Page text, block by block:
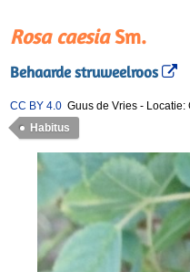
Rosa caesiaSm.
Behaarde struweelroos
CC BY 4.0 Guus de Vries - Locatie:
Habitus